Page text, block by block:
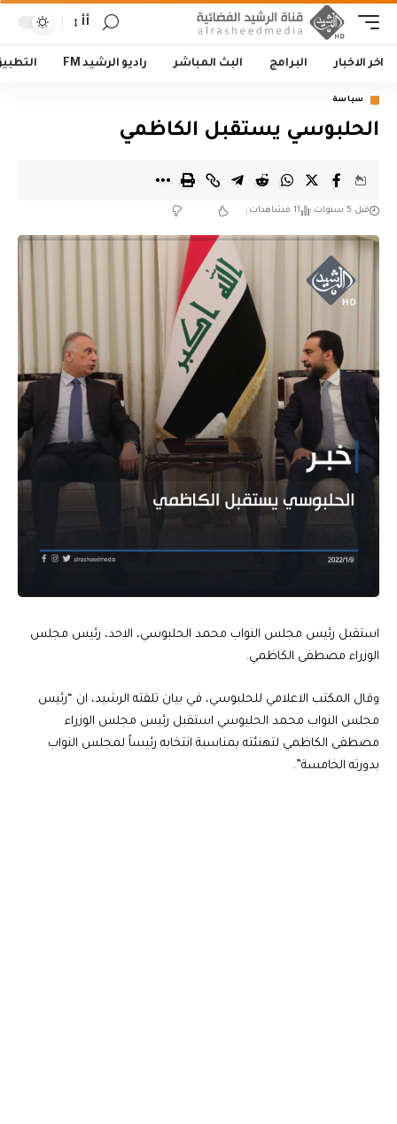
أأ
اخر الاخبار البرامج البث المباشر راديو الرشيد FM
سياسة
الحلبوسي يستقبل الكاظمي
قبل 5 سنوات 11 مشاهدات
استقبل رئيس مجلس النواب محمد الحلبوسي، الاحد، رئيس مجلس
الوزراء مصطفى الكاظمي.
وقال المكتب الاعلامي للحلبوسي، في بيان تلقته الرشيد، ان “رئيس
مجلس النواب محمد الحلبوسي استقبل رئيس مجلس الوزراء
مصطفى الكاظمي لتهنئته بمناسبة انتخابه رئيساً لمجلس النواب
بدورته الخامسة”.